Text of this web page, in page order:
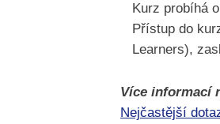
Kurz probíhá
Přístup do
Learners),
Více informací
Nejčastější